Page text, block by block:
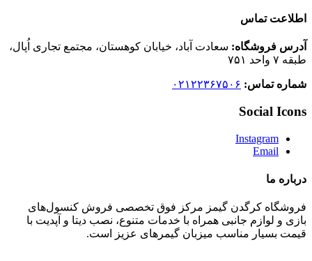
اطلاعت تماس
آدرس فروشگاه: سعادت آباد، خیابان کوهستان، مجتمع تجاری اُپال،
طبقه ۷ واحد ۷۵۱
شماره تماس: ۰۲۱۲۲۳۶۷۵۰۶
Social Icons
Instagram
Email
درباره ما
فروشگاه کرگدن گیمز مرکز فوق تخصصی فروش کنسول‌های
بازی و‌‌ لوازم جانبی همراه با خدمات متنوع، نصب دیتا و آپدیت با
قیمت بسیار مناسب میزبان گیمرهای عزیز است.